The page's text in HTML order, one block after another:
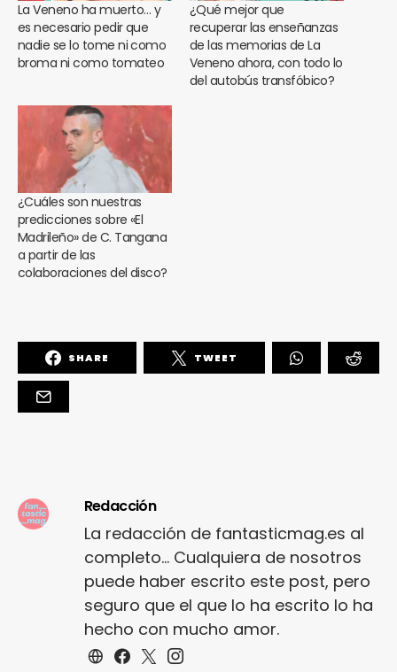
La Veneno ha muerto… y
es necesario pedir que
nadie se lo tome ni como
broma ni como tomateo
¿Qué mejor que
recuperar las enseñanzas
de las memorias de La
Veneno ahora, con todo lo
del autobús transfóbico?
¿Cuáles son nuestras
predicciones sobre «El
Madrileño» de C. Tangana
a partir de las
colaboraciones del disco?
SHARE TWEET
Redacción
La redacción de fantasticmag.es al
completo... Cualquiera de nosotros
puede haber escrito este post, pero
seguro que el que lo ha escrito lo ha
hecho con mucho amor.